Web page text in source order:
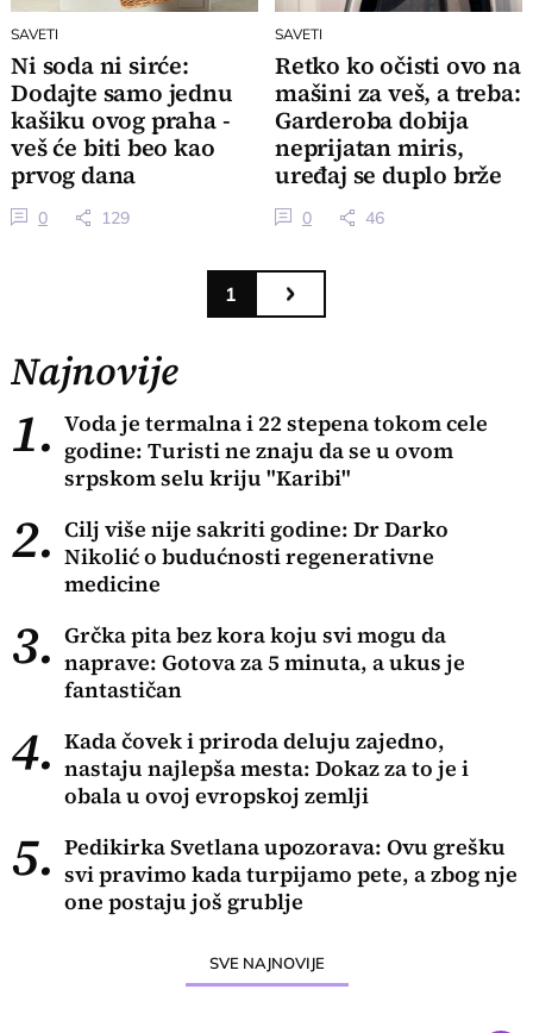
SAVETI
Ni soda ni sirće:
Dodajte samo jednu
kašiku ovog praha -
veš će biti beo kao
prvog dana
0 129
SAVETI
Retko ko očisti ovo na
mašini za veš, a treba:
Garderoba dobija
neprijatan miris,
uređaj se duplo brže
kvari
0 46
1
Najnovije
1. Voda je termalna i 22 stepena tokom cele
godine: Turisti ne znaju da se u ovom
srpskom selu kriju "Karibi"
2. Cilj više nije sakriti godine: Dr Darko
Nikolić o budućnosti regenerativne
medicine
3. Grčka pita bez kora koju svi mogu da
naprave: Gotova za 5 minuta, a ukus je
fantastičan
4. Kada čovek i priroda deluju zajedno,
nastaju najlepša mesta: Dokaz za to je i
obala u ovoj evropskoj zemlji
5. Pedikirka Svetlana upozorava: Ovu grešku
svi pravimo kada turpijamo pete, a zbog nje
one postaju još grublje
SVE NAJNOVIJE